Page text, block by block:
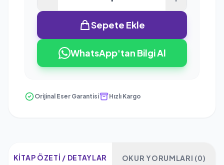
Sepete Ekle
WhatsApp'tan Bilgi Al
Orijinal Eser Garantisi Hızlı Kargo
KITAP ÖZETI / DETAYLAR OKUR YORUMLARI (0)